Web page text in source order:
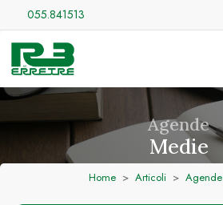
055.841513
Agende
Medie
Home Articoli Agende